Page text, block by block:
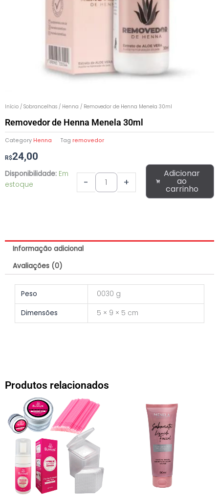
Início / Sobrancelhas / Henna / Removedor de Henna Menela 30ml
Removedor de Henna Menela 30ml
Category Henna Tag removedor
R$24,00
Disponibilidade: Em
estoque
-
de
Henna
+
Adicionar
ao
carrinho
Informação adicional
Avaliações (0)
Peso 0030 g
Dimensões 5 × 9 × 5 cm
Produtos relacionados